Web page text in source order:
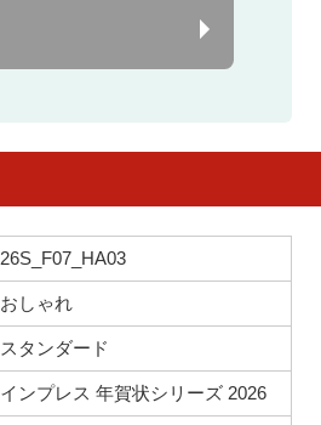
26S_F07_HA03
おしゃれ
スタンダード
インプレス 年賀状シリーズ 2026